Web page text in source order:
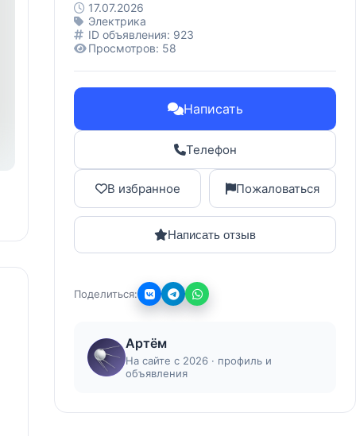
17.07.2026
Электрика
ID объявления: 923
Просмотров: 58
Написать
Телефон
В избранное Пожаловаться
Написать отзыв
Поделиться:
Артём
На сайте с 2026 · профиль и
объявления